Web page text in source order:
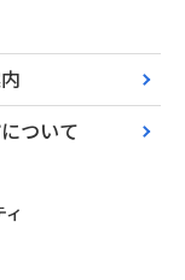
ついて